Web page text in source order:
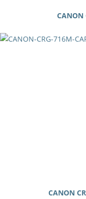
CANON
CANON